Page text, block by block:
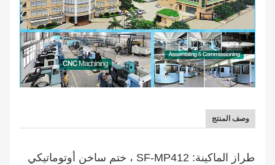
وصف المنتج
طراز الماكينة: SF-MP412 ، ختم ساخن أوتوماتيكي